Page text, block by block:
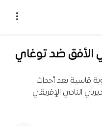
الأفق ضد توغاي
قاسية بعد أحداث
النادي الإفريقي